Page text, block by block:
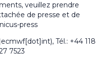
veuillez prendre
de presse et de
press
, Tél.: +44 118
7523